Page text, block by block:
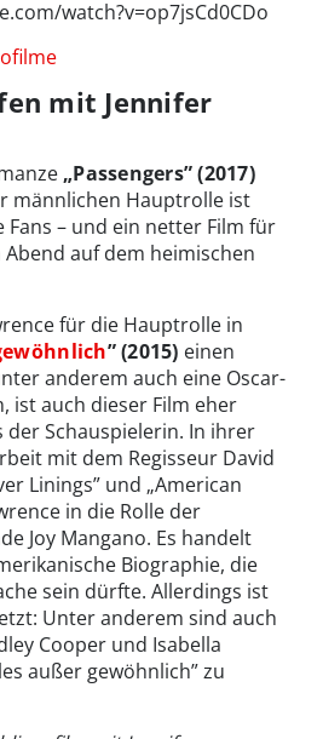
watch?v=op7jsCd0CDo
mit Jennifer
„Passengers” (2017)
männlichen Hauptrolle ist
Fans – und ein netter Film für
auf dem heimischen
für die Hauptrolle in
” (2015) einen
anderem auch eine Oscar-
ist auch dieser Film eher
der Schauspielerin. In ihrer
mit dem Regisseur David
Linings” und „American
in die Rolle der
Joy Mangano. Es handelt
Biographie, die
sein dürfte. Allerdings ist
Unter anderem sind auch
Cooper und Isabella
außer gewöhnlich” zu